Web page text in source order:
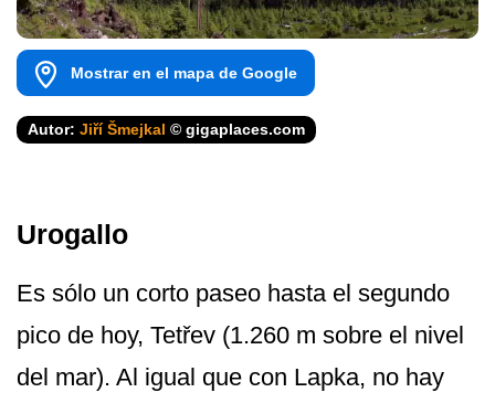
Mostrar en el mapa de Google
Autor: Jiří Šmejkal © gigaplaces.com
Urogallo
Es sólo un corto paseo hasta el segundo
pico de hoy, Tetřev (1.260 m sobre el nivel
del mar). Al igual que con Lapka, no hay